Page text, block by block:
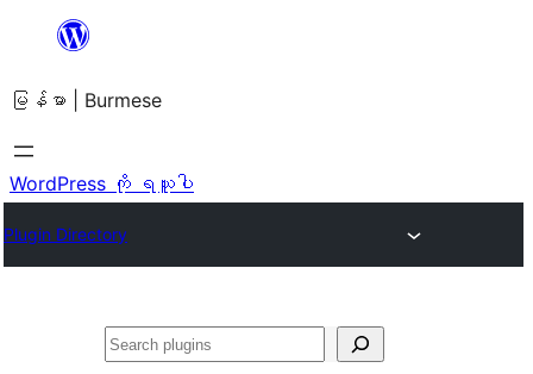
အကြောင်းအရာ
ကျော်သွား
ရန်
မြန်မာ | Burmese
WordPress ကို ရယူပါ
Plugin Directory
ရှာ